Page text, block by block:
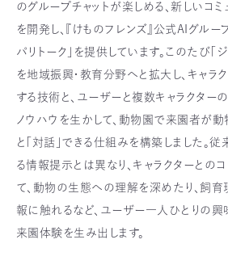
のグループチャットが楽しめる、新しいコ
を開発し、『けものフレンズ』公式AIグルー
パリトーク」を提供しています。このたび「
を地域振興・教育分野へと拡大し、キャラ
する技術と、ユーザーと複数キャラクター
ノウハウを生かして、動物園で来園者が
と「対話」できる仕組みを構築しました。
る情報提示とは異なり、キャラクターとの
て、動物の生態への理解を深めたり、飼
報に触れるなど、ユーザー一人ひとりの興
来園体験を生み出します。